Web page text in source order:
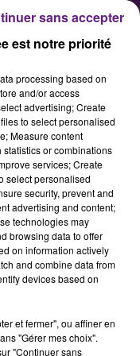
Almeida,
les
de
cette
les actes
est notre priorité
processing based on
and/or access
advertising; Create
to select personalised
Measure content
or combinations
services; Create
select personalised
security, prevent and
advertising and content;
technologies may
browsing data to offer
on information actively
and combine data from
devices based on
et fermer", ou affiner en
"Gérer mes choix".
"Continuer sans
sans accepter